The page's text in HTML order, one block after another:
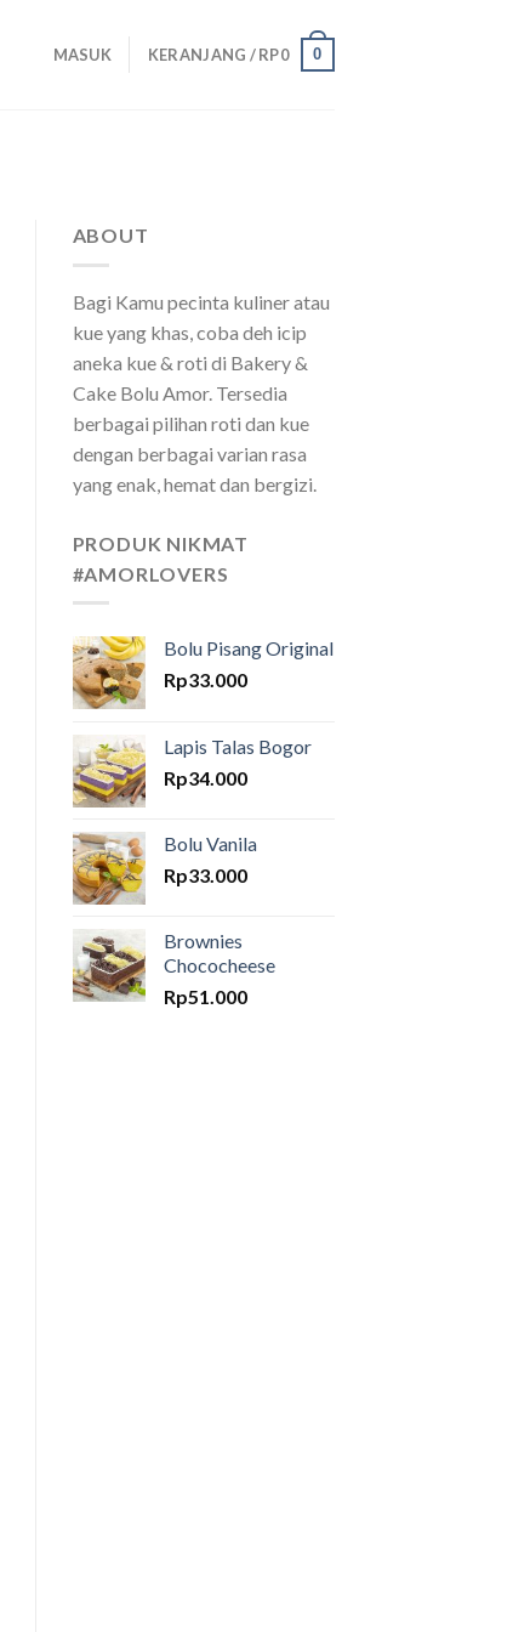
MASUK KERANJANG /RP0 0
ABOUT
Bagi Kamu pecinta kuliner atau
kue yang khas, coba deh icip
aneka kue & roti di Bakery &
Cake Bolu Amor. Tersedia
berbagai pilihan roti dan kue
dengan berbagai varian rasa
yang enak, hemat dan bergizi.
PRODUK NIKMAT
#AMORLOVERS
Bolu Pisang Original
Rp33.000
Lapis Talas Bogor
Rp34.000
Bolu Vanila
Rp33.000
Brownies
Chococheese
Rp51.000